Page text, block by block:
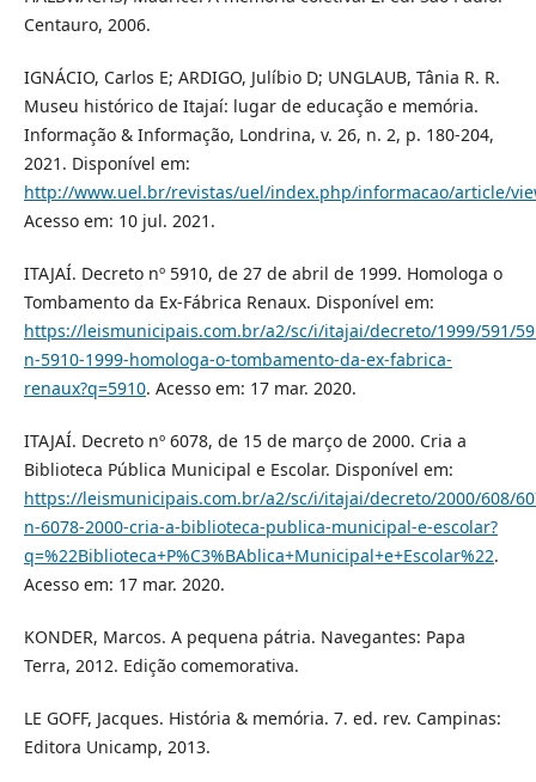
Centauro, 2006.
IGNÁCIO, Carlos E; ARDIGO, Julíbio D; UNGLAUB, Tânia R. R.
Museu histórico de Itajaí: lugar de educação e memória.
Informação & Informação, Londrina, v. 26, n. 2, p. 180-204,
2021. Disponível em:
http://www.uel.br/revistas/uel/index.php/informacao/article/
Acesso em: 10 jul. 2021.
ITAJAÍ. Decreto nº 5910, de 27 de abril de 1999. Homologa o
Tombamento da Ex-Fábrica Renaux. Disponível em:
https://leismunicipais.com.br/a2/sc/i/itajai/decreto/1999/591/
n-5910-1999-homologa-o-tombamento-da-ex-fabrica-
renaux?q=5910. Acesso em: 17 mar. 2020.
ITAJAÍ. Decreto nº 6078, de 15 de março de 2000. Cria a
Biblioteca Pública Municipal e Escolar. Disponível em:
https://leismunicipais.com.br/a2/sc/i/itajai/decreto/2000/608/
n-6078-2000-cria-a-biblioteca-publica-municipal-e-escolar?
q=%22Biblioteca+P%C3%BAblica+Municipal+e+Escolar%22.
Acesso em: 17 mar. 2020.
KONDER, Marcos. A pequena pátria. Navegantes: Papa
Terra, 2012. Edição comemorativa.
LE GOFF, Jacques. História & memória. 7. ed. rev. Campinas:
Editora Unicamp, 2013.